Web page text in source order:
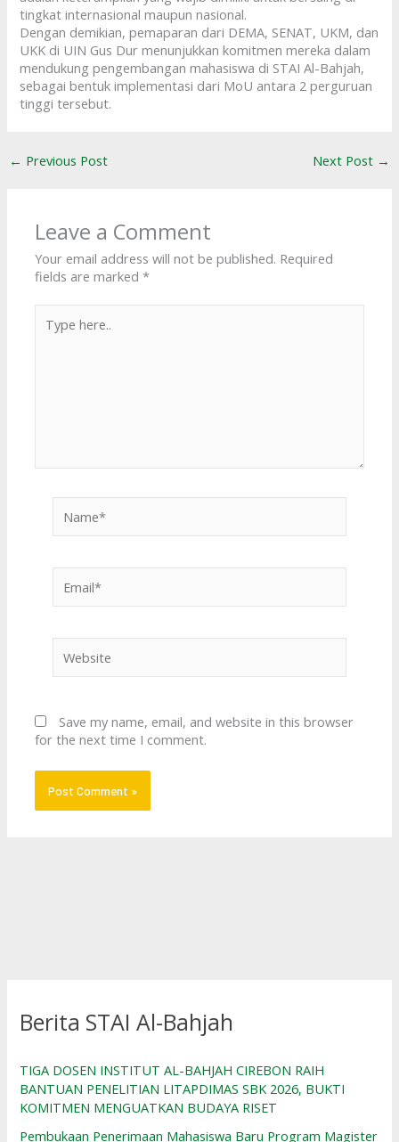
tingkat internasional maupun nasional.
Dengan demikian, pemaparan dari DEMA, SENAT, UKM, dan
UKK di UIN Gus Dur menunjukkan komitmen mereka dalam
mendukung pengembangan mahasiswa di STAI Al-Bahjah,
sebagai bentuk implementasi dari MoU antara 2 perguruan
tinggi tersebut.
← Previous Post Next Post →
Leave a Comment
Your email address will not be published. Required
fields are marked*
here..
Save my name, email, and website in this browser
for the next time I comment.
Berita STAI Al-Bahjah
TIGA DOSEN INSTITUT AL-BAHJAH CIREBON RAIH
BANTUAN PENELITIAN LITAPDIMAS SBK 2026, BUKTI
KOMITMEN MENGUATKAN BUDAYA RISET
Pembukaan Penerimaan Mahasiswa Baru Program Magister